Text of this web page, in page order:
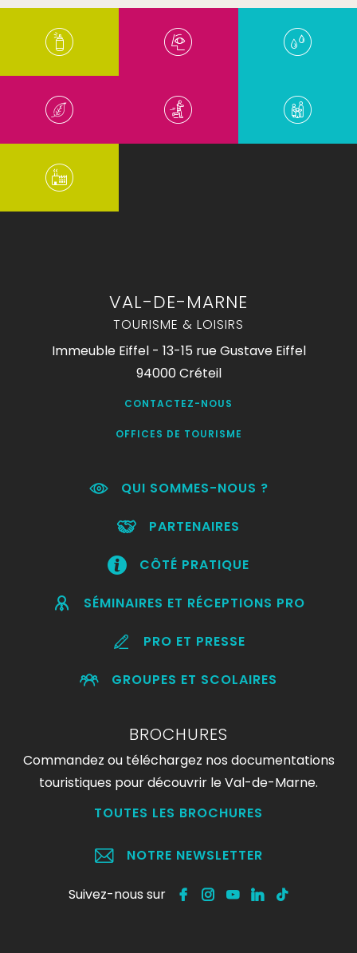
VAL-DE-MARNE
TOURISME & LOISIRS
Immeuble Eiffel - 13-15 rue Gustave Eiffel
94000 Créteil
CONTACTEZ-NOUS
OFFICES DE TOURISME
QUI SOMMES-NOUS ?
PARTENAIRES
CÔTÉ PRATIQUE
SÉMINAIRES ET RÉCEPTIONS PRO
PRO ET PRESSE
GROUPES ET SCOLAIRES
BROCHURES
Commandez ou téléchargez nos documentations
touristiques pour découvrir le Val-de-Marne.
TOUTES LES BROCHURES
NOTRE NEWSLETTER
Suivez-nous sur